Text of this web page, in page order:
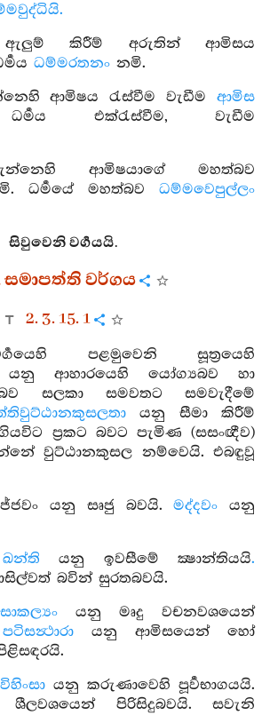
ඇලුම් කිරීම් අරුතින් ආමිසය
ධම්මරතනං නමි.
ආමිෂය රැස්වීම වැඩීම ආමිස
එක්රැස්වීම, වැඩීම
ආමිෂයාගේ මහත්බව
ධර්‍මයේ මහත්බව ධම්මවෙපුල්ලං
සිවුවෙනි වර්‍ගයයි.
සමාපත්ති වර්ගය
2. 3. 15. 1
පළමුවෙනි සූත්‍රයෙහි
ආහාරයෙහි යෝග්‍යබව හා
සලකා සමවතට සමවැදීමේ
යනු සීමා කිරීම්
ප්‍රකට බවට පැමිණ (සසංඥීව)
වුට්ඨානකුසල නම්වෙයි. එබඳුවූ
යනු සෘජු බවයි.මද්දවං යනු
ඛන්තියනු ඉවසීමේ ක්‍ෂාන්තියයි.
බවින් සුරතබවයි.
සාකල්‍යං යනු මෘදු වචනවශයෙන්
පටිසන්‍ථාරා යනු ආමිසයෙන් හෝ
යනු කරුණාවෙහි පූර්‍වභාගයයි.
පිරිසිදුබවයි. සවැනි